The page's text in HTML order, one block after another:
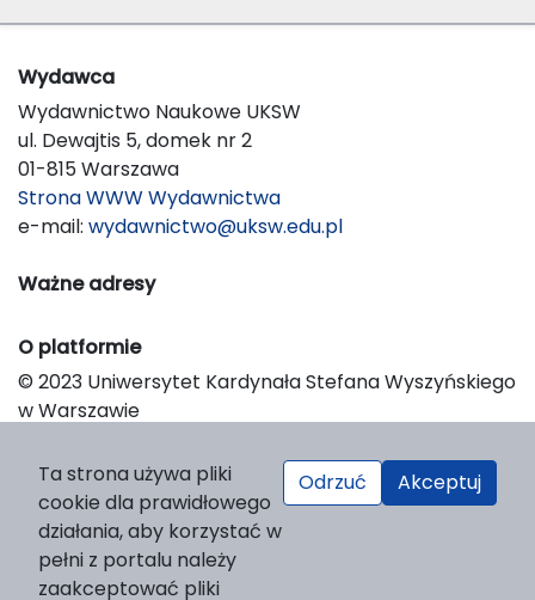
Wydawca
Wydawnictwo Naukowe UKSW
ul. Dewajtis 5, domek nr 2
01-815 Warszawa
Strona WWW Wydawnictwa
e-mail: wydawnictwo@uksw.edu.pl
Ważne adresy
O platformie
© 2023 Uniwersytet Kardynała Stefana Wyszyńskiego
w Warszawie
Platform & Workflow by OJS/PKP
Ta strona używa pliki
cookie dla prawidłowego
działania, aby korzystać w
pełni z portalu należy
zaakceptować pliki
Odrzuć Akceptuj